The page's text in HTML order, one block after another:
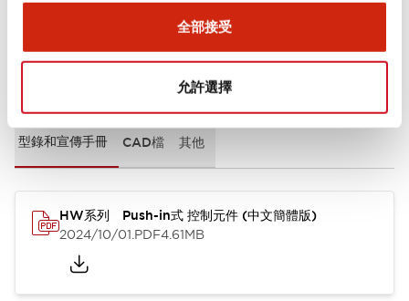
全部接受
允許選擇
型錄和宣傳手冊 CAD檔 其他
HW系列 Push-in式 控制元件 (中文簡體版)
2024/10/01.PDF4.61MB